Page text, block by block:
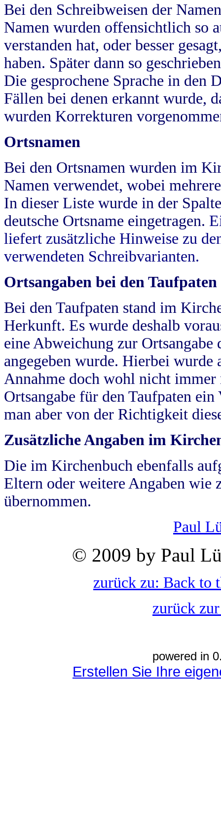
Bei den Schreibweisen der
Namen wurden offensichtlich so
verstanden hat, oder besser
haben. Später dann so
Die gesprochene Sprache in
Fällen bei denen erkannt wurde,
wurden Korrekturen
Ortsnamen
Bei den Ortsnamen wurden im
Namen verwendet, wobei
In dieser Liste wurde in der
deutsche Ortsname eingetragen.
liefert zusätzliche Hinweise zu
verwendeten Schreibvarianten.
Ortsangaben bei den Taufpaten
Bei den Taufpaten stand im
Herkunft. Es wurde deshalb
eine Abweichung zur
angegeben wurde. Hierbei wurde
Annahme doch wohl nicht
Ortsangabe für den Taufpaten
man aber von der Richtigkeit
Zusätzliche Angaben im
Die im Kirchenbuch ebenfalls
Eltern oder weitere Angaben wie
übernommen.
Paul
© 2009 by Paul
zurück zu: Back to
zurück
powered in
Erstellen Sie Ihre